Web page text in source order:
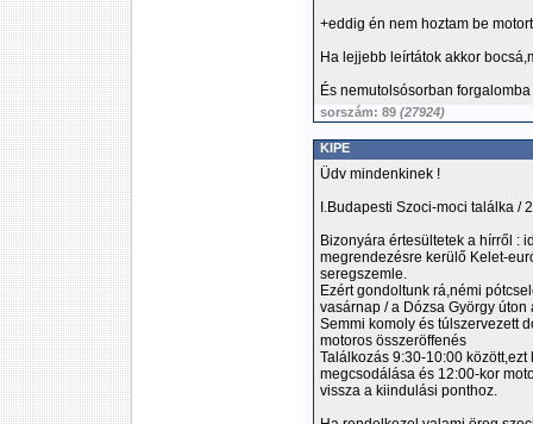
+eddig én nem hoztam be
Ha lejjebb leírtátok akkor
És nemutolsósorban
sorszám: 89 (27924)
KIPE
Üdv mindenkinek !
I.Budapesti Szoci-moci találka /
Bizonyára értesültetek a hírről :
megrendezésre kerülő Kelet-
seregszemle.
Ezért gondoltunk rá,némi
vasárnap / a Dózsa György
Semmi komoly és túlszervezett
motoros összeröffenés
Találkozás 9:30-10:00
megcsodálása és 12:00-kor
vissza a kiindulási ponthoz.